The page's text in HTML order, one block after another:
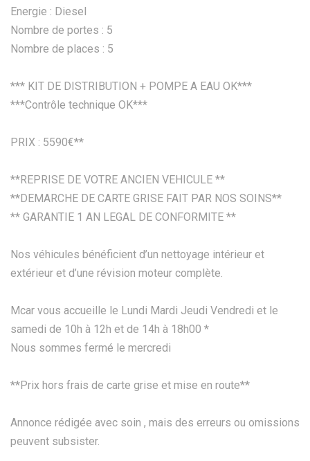
Energie : Diesel
Nombre de portes : 5
Nombre de places : 5
*** KIT DE DISTRIBUTION + POMPE A EAU OK***
***Contrôle technique OK***
PRIX : 5590€**
**REPRISE DE VOTRE ANCIEN VEHICULE **
**DEMARCHE DE CARTE GRISE FAIT PAR NOS SOINS**
** GARANTIE 1 AN LEGAL DE CONFORMITE **
Nos véhicules bénéficient d’un nettoyage intérieur et
extérieur et d’une révision moteur complète.
Mcar vous accueille le Lundi Mardi Jeudi Vendredi et le
samedi de 10h à 12h et de 14h à 18h00 *
Nous sommes fermé le mercredi
**Prix hors frais de carte grise et mise en route**
Annonce rédigée avec soin , mais des erreurs ou omissions
peuvent subsister.